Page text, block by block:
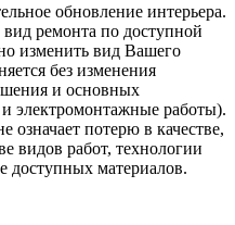
обновление интерьера.
ремонта по доступной
изменить вид Вашего
без изменения
и основных
электромонтажные работы).
потерю в качестве,
видов работ, технологии
доступных материалов.